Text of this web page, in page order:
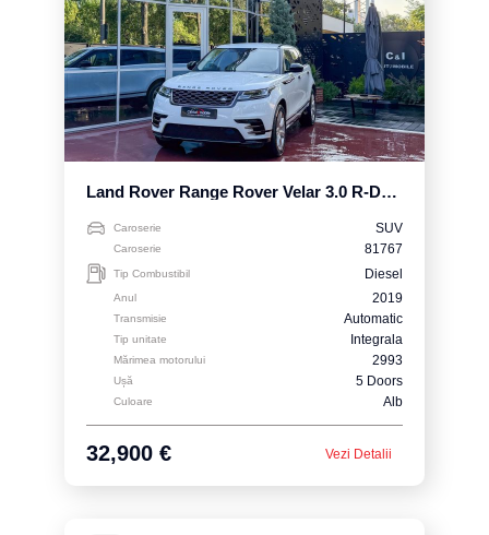
Land Rover Range Rover Velar 3.0 R-Dynamic S
Caroserie SUV
Caroserie 81767
Tip Combustibil Diesel
Anul 2019
Transmisie Automatic
Tip unitate Integrala
Mărimea motorului 2993
Ușă 5 Doors
Culoare Alb
32,900 € Vezi Detalii